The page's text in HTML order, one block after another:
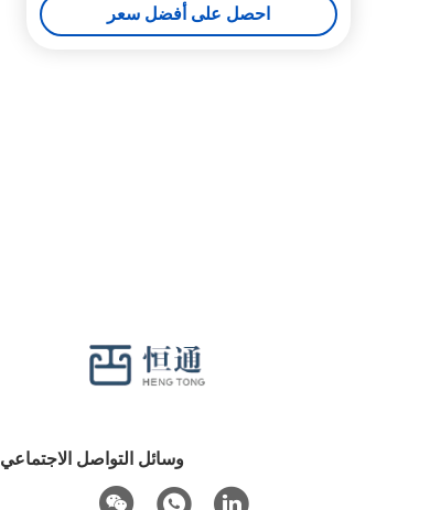
احصل على أفضل سعر
وسائل التواصل الاجتماعي